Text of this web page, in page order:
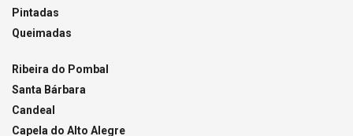
Pintadas
Queimadas
Ribeira do Pombal
Santa Bárbara
Candeal
Capela do Alto Alegre